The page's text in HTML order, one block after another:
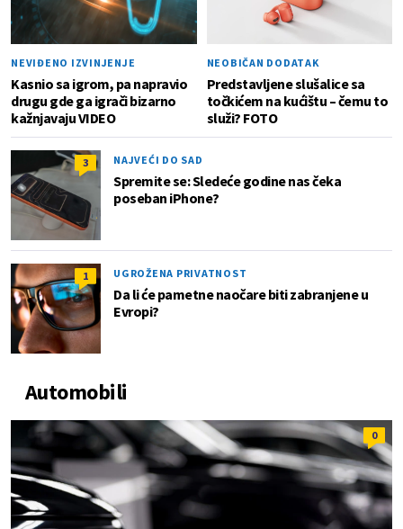
NEVIĐENO IZVINJENJE
Kasnio sa igrom, pa napravio
drugu gde ga igrači bizarno
kažnjavaju VIDEO
NEOBIČAN DODATAK
Predstavljene slušalice sa
točkićem na kućištu – čemu to
služi? FOTO
3 NAJVEĆI DO SAD
Spremite se: Sledeće godine nas čeka
poseban iPhone?
1 UGROŽENA PRIVATNOST
Da li će pametne naočare biti zabranjene u
Evropi?
Automobili
0